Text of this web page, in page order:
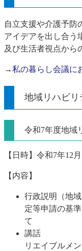
自立支援や介護予防
アイデアを出し合う
及び生活者視点から
→私の暮らし会議に
地域リハビ
令和7年度地域
【日時】令和7年12
【内容】
行政説明（地
定等申請の基
て
講話
リエイブルメ